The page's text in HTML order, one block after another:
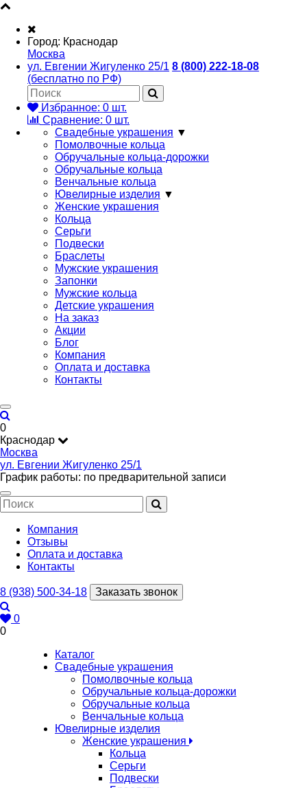
Город: Краснодар
Москва
ул. Евгении Жигуленко 25/1 8 (800) 222-18-08
(бесплатно по РФ)
Избранное: 0 шт.
Сравнение: 0 шт.
Свадебные украшения ▼
Помолвочные кольца
Обручальные кольца-дорожки
Обручальные кольца
Венчальные кольца
Ювелирные изделия ▼
Женские украшения
Кольца
Серьги
Подвески
Браслеты
Мужские украшения
Запонки
Мужские кольца
Детские украшения
На заказ
Акции
Блог
Компания
Оплата и доставка
Контакты
0
Краснодар
Москва
ул. Евгении Жигуленко 25/1
График работы: по предварительной записи
Компания
Отзывы
Оплата и доставка
Контакты
8 (938) 500-34-18 Заказать звонок
0
0
Каталог
Свадебные украшения
Помолвочные кольца
Обручальные кольца-дорожки
Обручальные кольца
Венчальные кольца
Ювелирные изделия
Женские украшения
Кольца
Серьги
Подвески